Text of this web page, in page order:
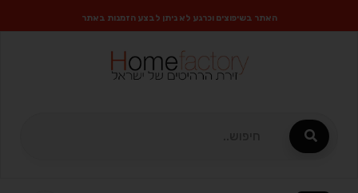
האתר בשיפוצים וכרגע לא ניתן לבצע הזמנות באתר